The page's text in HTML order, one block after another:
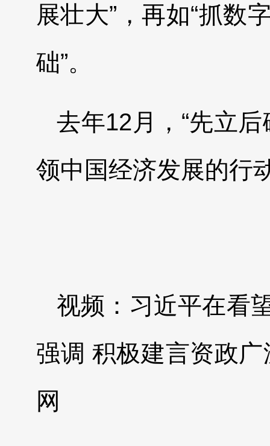
展壮大”，再如“抓数
础”。
去年12月，“先立
领中国经济发展的行
视频：习近平在看
强调 积极建言资政
网